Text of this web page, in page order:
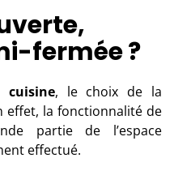
fermée ?
cuisine, le choix de la
effet, la fonctionnalité de
partie de l’espace
effectué.